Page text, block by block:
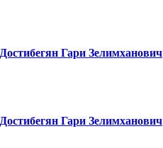
Достибегян Гари Зелимханович
Достибегян Гари Зелимханович